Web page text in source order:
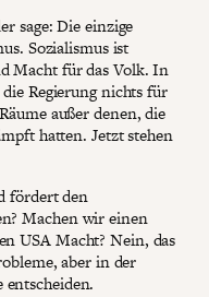
sage: Die einzige
Sozialismus ist
Macht für das Volk. In
Regierung nichts für
außer denen, die
hatten. Jetzt stehen
fördert den
Machen wir einen
USA Macht? Nein, das
aber in der